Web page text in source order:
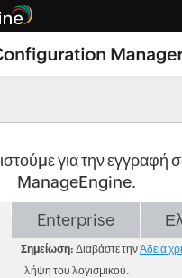
για την εγγραφή
ManageEngine.
Enterprise
Σημείωση: Διαβάστε τηνΆδεια
λήψη του λογισμικού.